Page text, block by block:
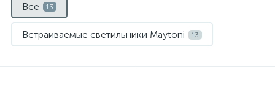
Все 13
Встраиваемые светильники Maytoni 13